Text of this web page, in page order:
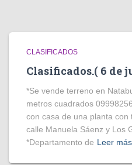
CLASIFICADOS
Clasificados.( 6 de
*Se vende terreno en
metros cuadrados
con casa de una planta con
calle Manuela Sáenz y Los
*Departamento de Leer más